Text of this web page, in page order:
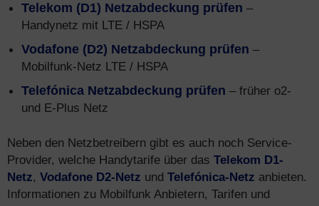
Telekom (D1) Netzabdeckung prüfen –
Handynetz mit LTE / HSPA
Vodafone (D2) Netzabdeckung prüfen –
Mobilfunk-Netz LTE / HSPA
Telefónica Netzabdeckung prüfen – früher o2-
und E-Plus Netz
Neben den Netzbetreibern gibt es auch noch Service-
Provider, welche Handytarife über das Telekom D1-
Netz, Vodafone D2-Netz und Telefónica-Netz anbieten.
Informationen zu Mobilfunk Anbietern, Tarifen und